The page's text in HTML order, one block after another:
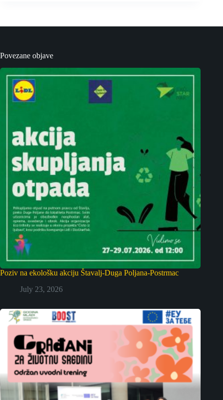
Povezane objave
Poziv na ekološku akciju Štavalj-Duga Poljana-Postrmac
July 23, 2026